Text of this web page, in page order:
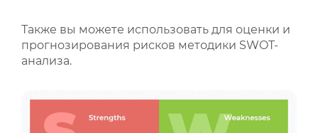
Также вы можете использовать для оценки и
прогнозирования рисков методики SWOT-
анализа.